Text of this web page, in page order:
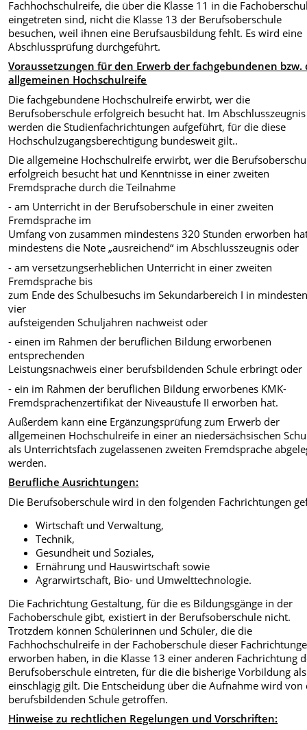
Fachhochschulreife, die über die Klasse 11 in die
eingetreten sind, nicht die Klasse 13 der Berufsoberschule
besuchen, weil ihnen eine Berufsausbildung fehlt. Es wird eine
Abschlussprüfung durchgeführt.
Voraussetzungen für den Erwerb der fachgebundenen bzw.
allgemeinen Hochschulreife
Die fachgebundene Hochschulreife erwirbt, wer die
Berufsoberschule erfolgreich besucht hat. Im Abschlusszeugnis
werden die Studienfachrichtungen aufgeführt, für die diese
Hochschulzugangsberechtigung bundesweit gilt..
Die allgemeine Hochschulreife erwirbt, wer die
erfolgreich besucht hat und Kenntnisse in einer zweiten
Fremdsprache durch die Teilnahme
- am Unterricht in der Berufsoberschule in einer zweiten
Fremdsprache im
Umfang von zusammen mindestens 320 Stunden erworben
mindestens die Note „ausreichend“ im Abschlusszeugnis oder
- am versetzungserheblichen Unterricht in einer zweiten
Fremdsprache bis
zum Ende des Schulbesuchs im Sekundarbereich I in
vier
aufsteigenden Schuljahren nachweist oder
- einen im Rahmen der beruflichen Bildung erworbenen
entsprechenden
Leistungsnachweis einer berufsbildenden Schule erbringt oder
- ein im Rahmen der beruflichen Bildung erworbenes KMK-
Fremdsprachenzertifikat der Niveaustufe II erworben hat.
Außerdem kann eine Ergänzungsprüfung zum Erwerb der
allgemeinen Hochschulreife in einer an niedersächsischen
als Unterrichtsfach zugelassenen zweiten Fremdsprache
werden.
Berufliche Ausrichtungen:
Die Berufsoberschule wird in den folgenden Fachrichtungen
Wirtschaft und Verwaltung,
Technik,
Gesundheit und Soziales,
Ernährung und Hauswirtschaft sowie
Agrarwirtschaft, Bio- und Umwelttechnologie.
Die Fachrichtung Gestaltung, für die es Bildungsgänge in der
Fachoberschule gibt, existiert in der Berufsoberschule nicht.
Trotzdem können Schülerinnen und Schüler, die die
Fachhochschulreife in der Fachoberschule dieser
erworben haben, in die Klasse 13 einer anderen Fachrichtung
Berufsoberschule eintreten, für die die bisherige Vorbildung als
einschlägig gilt. Die Entscheidung über die Aufnahme wird von
berufsbildenden Schule getroffen.
Hinweise zu rechtlichen Regelungen und Vorschriften: